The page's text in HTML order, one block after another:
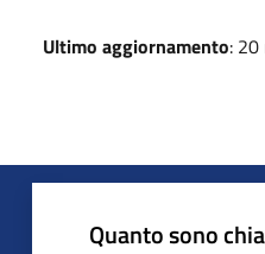
Ultimo aggiornamento:
Quanto sono